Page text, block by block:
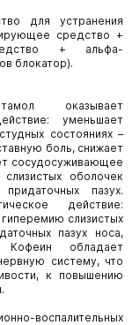
для устранения
средство +
+ альфа-
блокатор).
оказывает
уменьшает
состояниях –
боль, снижает
сосудосуживающее
оболочек
пазух.
действие:
гиперемию слизистых
пазух носа,
Кофеин обладает
систему, что
к повышению
воспалительных